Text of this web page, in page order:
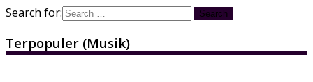
Search for:
Terpopuler (Musik)